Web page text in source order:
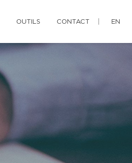
OUTILS CONTACT EN